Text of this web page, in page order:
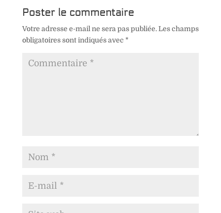
Poster le commentaire
Votre adresse e-mail ne sera pas publiée. Les champs
obligatoires sont indiqués avec *